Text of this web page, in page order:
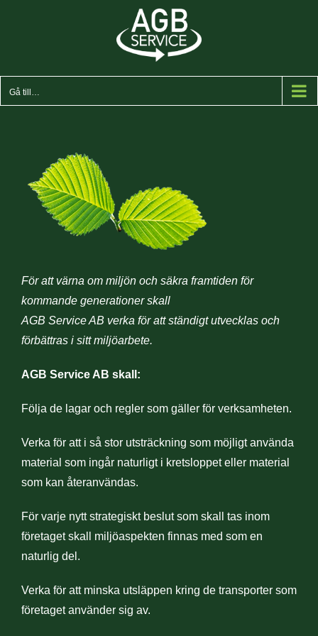
Gå till…
För att värna om miljön och säkra framtiden för
kommande generationer skall
AGB Service AB verka för att ständigt utvecklas och
förbättras i sitt miljöarbete.
AGB Service AB skall:
Följa de lagar och regler som gäller för verksamheten.
Verka för att i så stor utsträckning som möjligt använda
material som ingår naturligt i kretsloppet eller material
som kan återanvändas.
För varje nytt strategiskt beslut som skall tas inom
företaget skall miljöaspekten finnas med som en
naturlig del.
Verka för att minska utsläppen kring de transporter som
företaget använder sig av.